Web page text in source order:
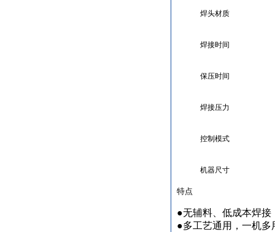
焊头材质
焊接时间
保压时间
焊接压力
控制模式
机器尺寸
特点
●无辅料、低成本焊接
●多工艺通用，一机多